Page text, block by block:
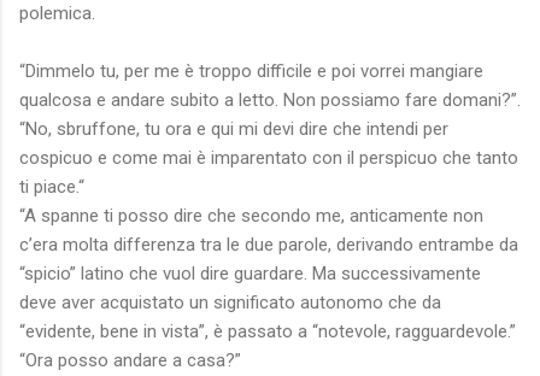
polemica.
“Dimmelo tu, per me è troppo difficile e poi vorrei mangiare
qualcosa e andare subito a letto. Non possiamo fare domani?”.
“No, sbruffone, tu ora e qui mi devi dire che intendi per
cospicuo e come mai è imparentato con il perspicuo che tanto
ti piace.“
“A spanne ti posso dire che secondo me, anticamente non
c’era molta differenza tra le due parole, derivando entrambe da
“spicio” latino che vuol dire guardare. Ma successivamente
deve aver acquistato un significato autonomo che da
“evidente, bene in vista”, è passato a “notevole, ragguardevole.”
“Ora posso andare a casa?”